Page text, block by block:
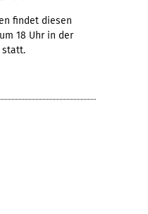
findet diesen
18 Uhr in der
statt.